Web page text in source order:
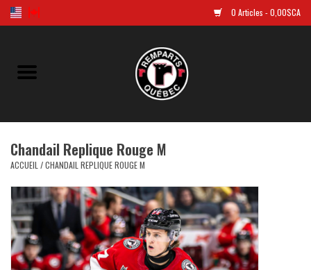
0 Articles - 0,00$CA
Accueil
Chandails Répliques
Vêtements
Tuques et casquettes
Souvenirs
Chandail Replique Rouge M
ACCUEIL /CHANDAIL REPLIQUE ROUGE M